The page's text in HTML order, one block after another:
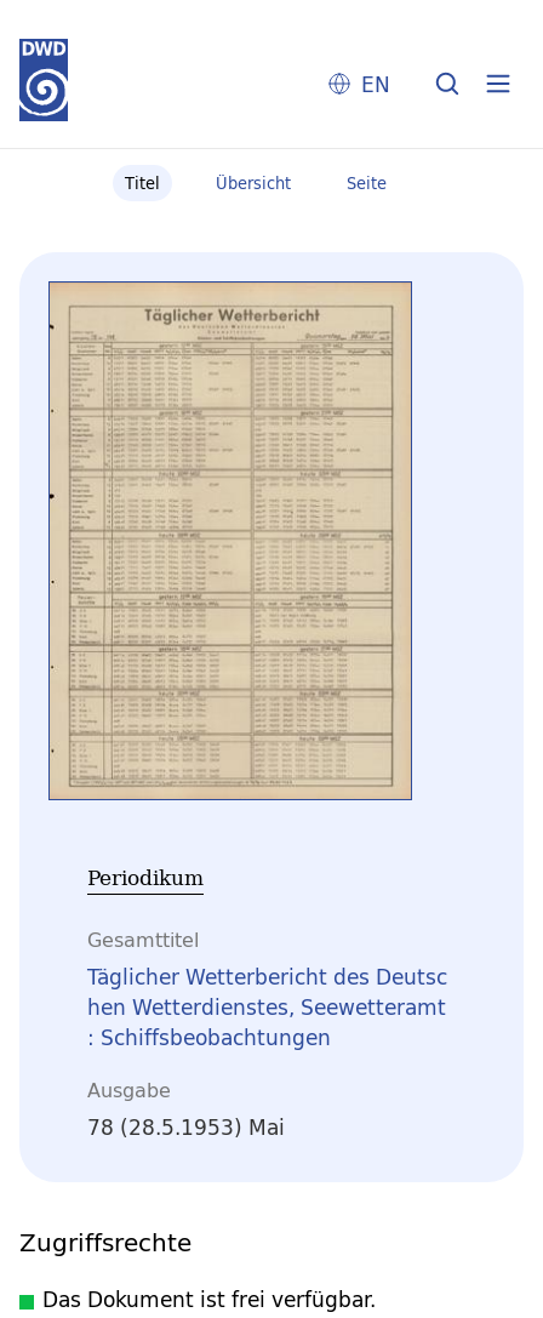
EN
Titel Übersicht Seite
Periodikum
Gesamttitel
Täglicher Wetterbericht des Deutsc
hen Wetterdienstes, Seewetteramt
: Schiffsbeobachtungen
Ausgabe
78 (28.5.1953) Mai
Zugriffsrechte
Das Dokument ist frei verfügbar.